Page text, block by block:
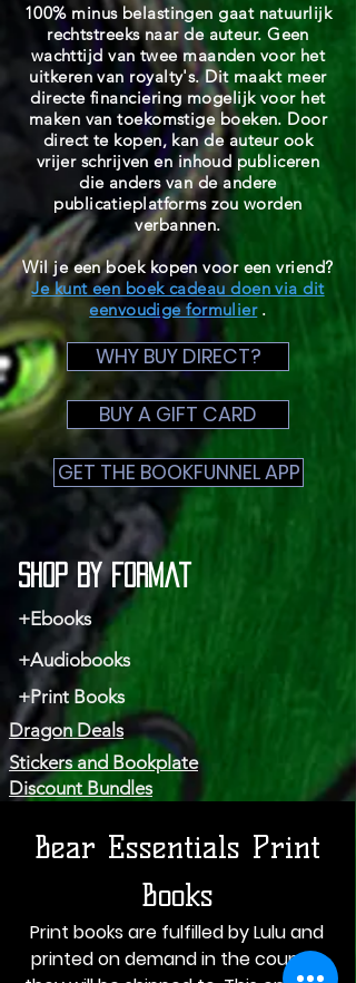
100% minus belastingen gaat natuurlijk
rechtstreeks naar de auteur. Geen
wachttijd van twee maanden voor het
uitkeren van royalty's. Dit maakt meer
directe financiering mogelijk voor het
maken van toekomstige boeken. Door
direct te kopen, kan de auteur ook
vrijer schrijven en inhoud publiceren
die anders van de andere
publicatieplatforms zou worden
verbannen.
Wil je een boek kopen voor een vriend?
Je kunt een boek cadeau doen via dit
eenvoudige formulier .
WHY BUY DIRECT?
BUY A GIFT CARD
GET THE BOOKFUNNEL APP
Shop by Format
+Ebooks
+Audiobooks
+Print Books
Dragon Deals
Stickers and Bookplate
Discount Bundles
Bear Essentials Print
Books
Print books are fulfilled by Lulu and
printed on demand in the country